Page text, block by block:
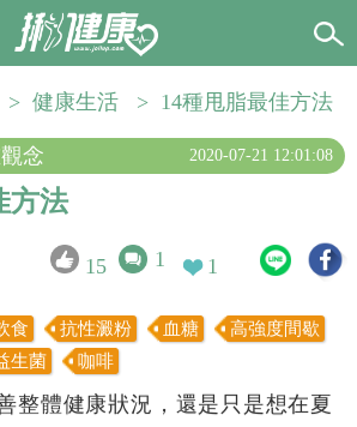
> 健康生活 > 14種甩脂最佳方法
念 2020-07-21 12:01:08
方法
15 1 1
食 抗性澱粉 血糖
高強度間歇
生菌 咖啡
整體健康狀況，還是只是想在夏